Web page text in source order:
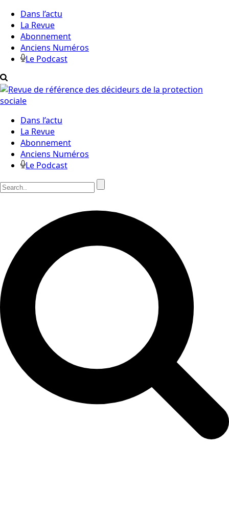
Dans l’actu
La Revue
Abonnement
Anciens Numéros
Le Podcast
Dans l’actu
La Revue
Abonnement
Anciens Numéros
Le Podcast